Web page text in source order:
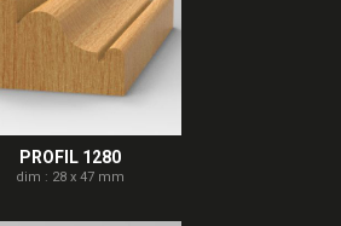
PROFIL 1280
dim : 28 x 47 mm